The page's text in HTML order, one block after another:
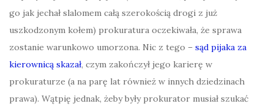
go jak jechał slalomem całą szerokością drogi z już
uszkodzonym kołem) prokuratura oczekiwała, że sprawa
zostanie warunkowo umorzona. Nic z tego – sąd pijaka za
kierownicą skazał, czym zakończył jego karierę w
prokuraturze (a na parę lat również w innych dziedzinach
prawa). Wątpię jednak, żeby były prokurator musiał szukać